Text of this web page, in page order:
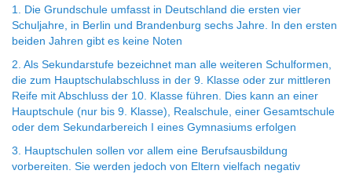
1. Die Grundschule umfasst in Deutschland die ersten vier
Schuljahre, in Berlin und Brandenburg sechs Jahre. In den ersten
beiden Jahren gibt es keine Noten
2. Als Sekundarstufe bezeichnet man alle weiteren Schulformen,
die zum Hauptschulabschluss in der 9. Klasse oder zur mittleren
Reife mit Abschluss der 10. Klasse führen. Dies kann an einer
Hauptschule (nur bis 9. Klasse), Realschule, einer Gesamtschule
oder dem Sekundarbereich I eines Gymnasiums erfolgen
3. Hauptschulen sollen vor allem eine Berufsausbildung
vorbereiten. Sie werden jedoch von Eltern vielfach negativ